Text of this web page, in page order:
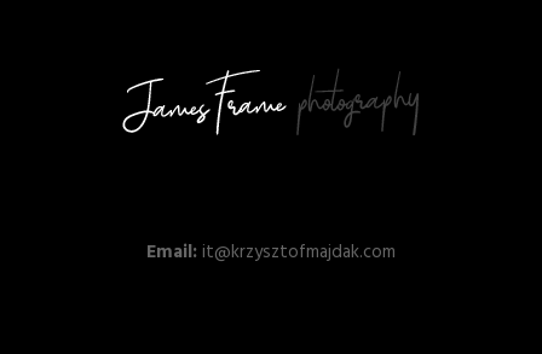
Email: it@krzysztofmajdak.com